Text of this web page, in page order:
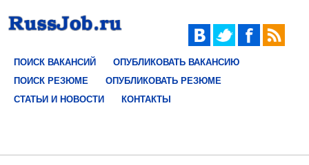
ПОИСК ВАКАНСИЙ
ОПУБЛИКОВАТЬ ВАКАНСИЮ
ПОИСК РЕЗЮМЕ
ОПУБЛИКОВАТЬ РЕЗЮМЕ
СТАТЬИ И НОВОСТИ
КОНТАКТЫ